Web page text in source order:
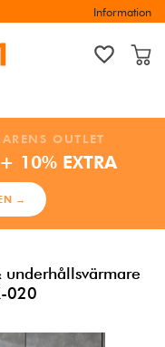
Information
OUTLET
10% EXTRA
→
underhållsvärmare
020